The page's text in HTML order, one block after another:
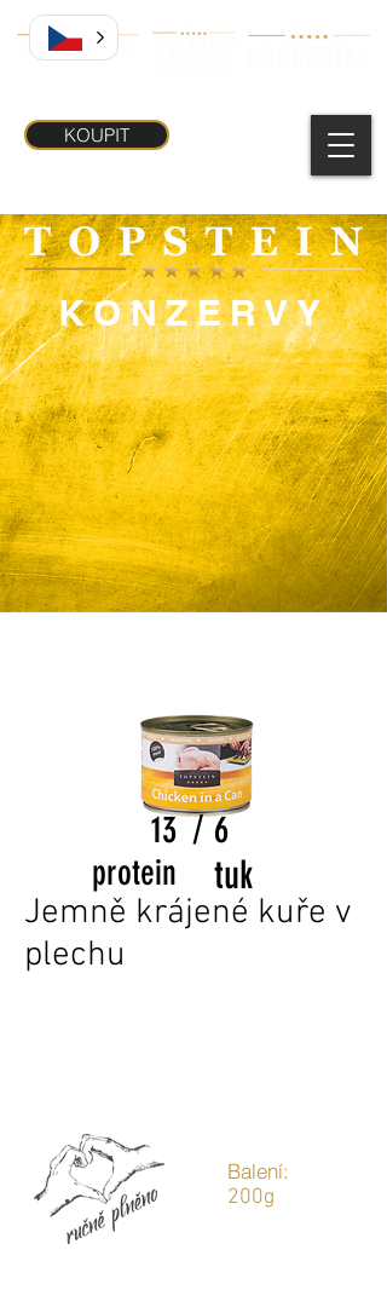
KOUPIT
KONZERVY
Jemně krájené kuře v
plechu
Balení:
200g
13 / 6
protein tuk